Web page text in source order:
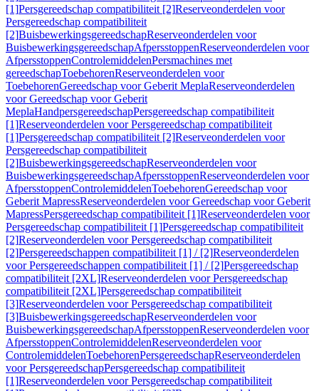
[1]Persgereedschap compatibiliteit [2]Reserveonderdelen voor
Persgereedschap compatibiliteit
[2]BuisbewerkingsgereedschapReserveonderdelen voor
BuisbewerkingsgereedschapAfpersstoppenReserveonderdelen voor
AfpersstoppenControlemiddelenPersmachines met
gereedschapToebehorenReserveonderdelen voor
ToebehorenGereedschap voor Geberit MeplaReserveonderdelen
voor Gereedschap voor Geberit
MeplaHandpersgereedschapPersgereedschap compatibiliteit
[1]Reserveonderdelen voor Persgereedschap compatibiliteit
[1]Persgereedschap compatibiliteit [2]Reserveonderdelen voor
Persgereedschap compatibiliteit
[2]BuisbewerkingsgereedschapReserveonderdelen voor
BuisbewerkingsgereedschapAfpersstoppenReserveonderdelen voor
AfpersstoppenControlemiddelenToebehorenGereedschap voor
Geberit MapressReserveonderdelen voor Gereedschap voor Geberit
MapressPersgereedschap compatibiliteit [1]Reserveonderdelen voor
Persgereedschap compatibiliteit [1]Persgereedschap compatibiliteit
[2]Reserveonderdelen voor Persgereedschap compatibiliteit
[2]Persgereedschappen compatibiliteit [1] / [2]Reserveonderdelen
voor Persgereedschappen compatibiliteit [1] / [2]Persgereedschap
compatibiliteit [2XL]Reserveonderdelen voor Persgereedschap
compatibiliteit [2XL]Persgereedschap compatibiliteit
[3]Reserveonderdelen voor Persgereedschap compatibiliteit
[3]BuisbewerkingsgereedschapReserveonderdelen voor
BuisbewerkingsgereedschapAfpersstoppenReserveonderdelen voor
AfpersstoppenControlemiddelenReserveonderdelen voor
ControlemiddelenToebehorenPersgereedschapReserveonderdelen
voor PersgereedschapPersgereedschap compatibiliteit
[1]Reserveonderdelen voor Persgereedschap compatibiliteit